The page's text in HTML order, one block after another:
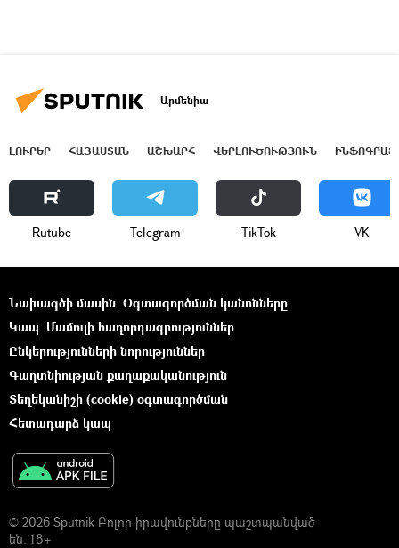
Արմենիա
ԼՈՒՐԵՐ ՀԱՅԱՍՏԱՆ ԱՇԽԱՐՀ ՎԵՐԼՈՒԾՈՒԹՅՈՒՆ
Rutube Telegram ТikТоk VK
Նախագծի մասին Օգտագործման կանոնները
Կապ Մամուլի հաղորդագրություններ
Ընկերությունների նորություններ
Գաղտնիության քաղաքականություն
Տեղեկանիշի (cookie) օգտագործման
Հետադարձ կապ
© 2026 Sputnik Բոլոր իրավունքները պաշտպանված
են. 18+